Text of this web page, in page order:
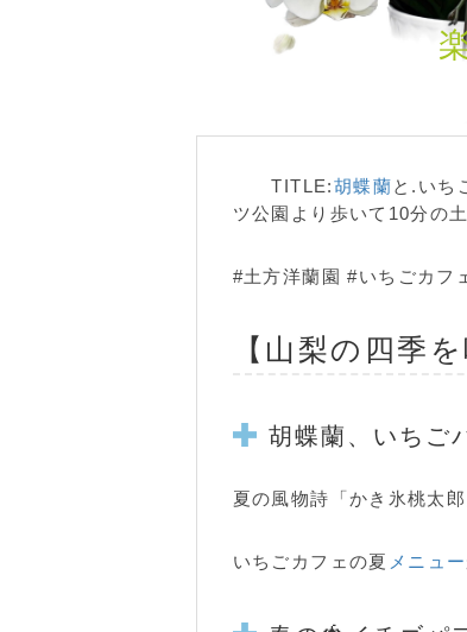
TITLE:胡蝶蘭と.いち
ツ公園より歩いて10分の
#土方洋蘭園 #いちごカフ
【山梨の四季
胡蝶蘭 、いちご
夏の風物詩「かき氷桃太
いちごカフェの夏 メニュー